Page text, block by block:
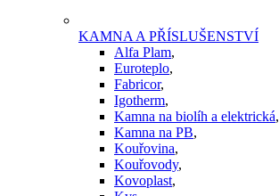
KAMNA A PŘÍSLUŠENSTVÍ
Alfa Plam,
Euroteplo,
Fabricor,
Igotherm,
Kamna na biolíh a elektrická,
Kamna na PB,
Kouřovina,
Kouřovody,
Kovoplast,